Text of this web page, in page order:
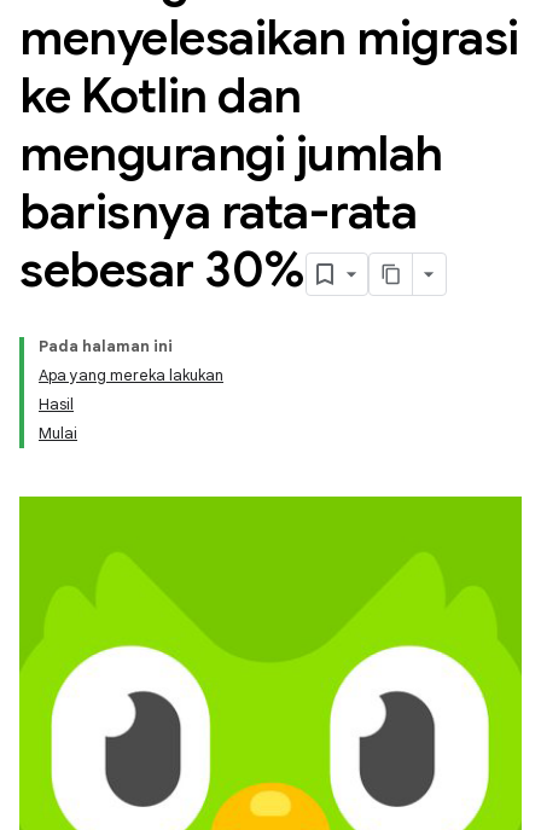
menyelesaikan migrasi
ke Kotlin dan
mengurangi jumlah
barisnya rata-rata
sebesar 30%
Pada halaman ini
Apa yang mereka lakukan
Hasil
Mulai